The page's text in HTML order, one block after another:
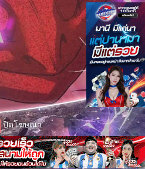
ปิดโฆษณา